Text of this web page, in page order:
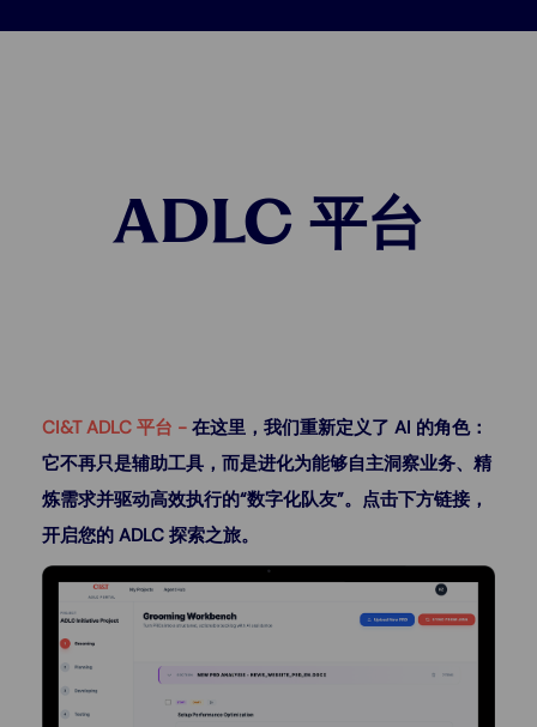
ADLC 平台
CI&T ADLC 平台 - 在这里，我们重新定义了 AI 的角色：
它不再只是辅助工具，而是进化为能够自主洞察业务、精
炼需求并驱动高效执行的“数字化队友”。点击下方链接，
开启您的 ADLC 探索之旅。